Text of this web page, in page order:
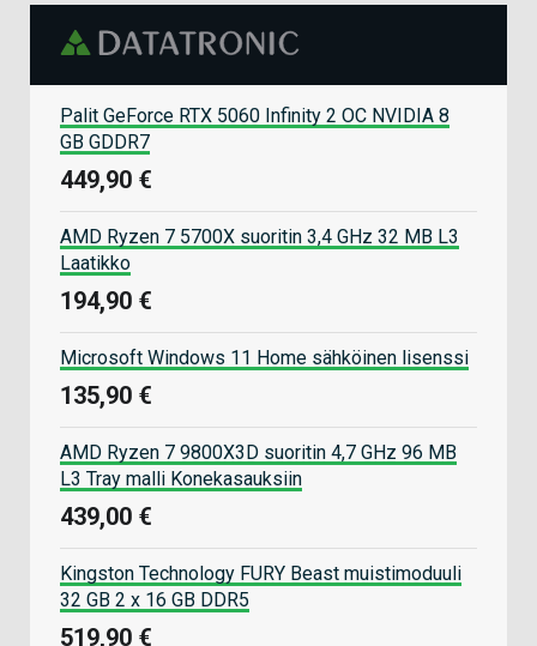
Palit GeForce RTX 5060 Infinity 2 OC NVIDIA 8
GB GDDR7
449,90 €
AMD Ryzen 7 5700X suoritin 3,4 GHz 32 MB L3
Laatikko
194,90 €
Microsoft Windows 11 Home sähköinen lisenssi
135,90 €
AMD Ryzen 7 9800X3D suoritin 4,7 GHz 96 MB
L3 Tray malli Konekasauksiin
439,00 €
Kingston Technology FURY Beast muistimoduuli
32 GB 2 x 16 GB DDR5
519,90 €